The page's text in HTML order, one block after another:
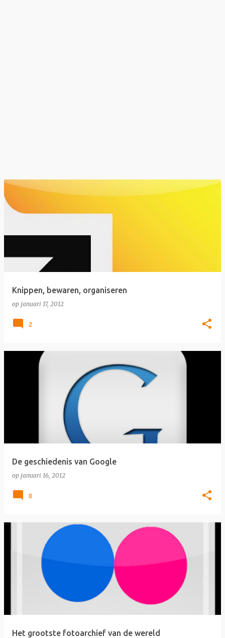
Knippen, bewaren, organiseren
op januari 17, 2012
2
De geschiedenis van Google
op januari 16, 2012
0
Het grootste fotoarchief van de wereld